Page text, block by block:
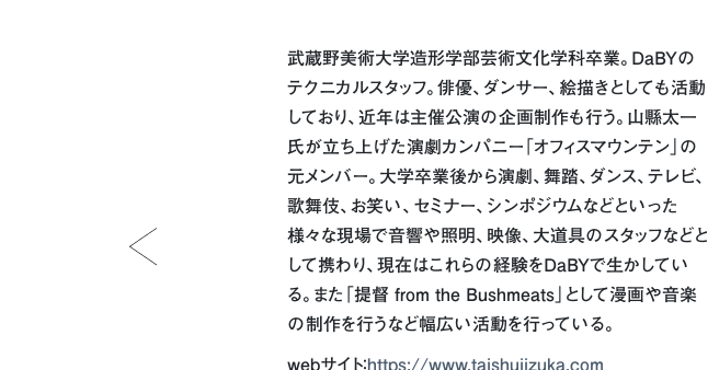
武蔵野美術大学造形学部芸術文化学科卒業。DaBYの
テクニカルスタッフ。俳優、ダンサー、絵描きとしても活動
しており、近年は主催公演の企画制作も行う。山縣太一
氏が立ち上げた演劇カンパニー「オフィスマウンテン」の
元メンバー。大学卒業後から演劇、舞踏、ダンス、テレビ、
歌舞伎、お笑い、セミナー、シンポジウムなどといった
様々な現場で音響や照明、映像、大道具のスタッフなどと
して携わり、現在はこれらの経験をDaBYで生かしてい
る。また「提督 from the Bushmeats」として漫画や音楽
の制作を行うなど幅広い活動を行っている。
webサイト：https://www.taishuiizuka.com